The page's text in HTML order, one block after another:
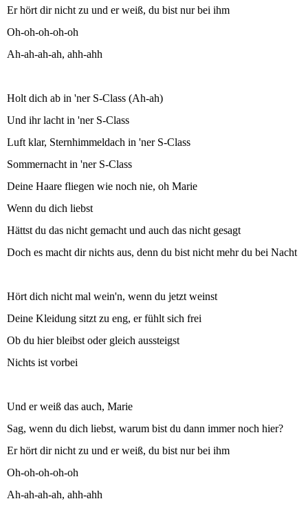
Er hört dir nicht zu und er weiß, du bist nur bei ihm
Oh-oh-oh-oh-oh
Ah-ah-ah-ah, ahh-ahh
Holt dich ab in 'ner S-Class (Ah-ah)
Und ihr lacht in 'ner S-Class
Luft klar, Sternhimmeldach in 'ner S-Class
Sommernacht in 'ner S-Class
Deine Haare fliegen wie noch nie, oh Marie
Wenn du dich liebst
Hättst du das nicht gemacht und auch das nicht gesagt
Doch es macht dir nichts aus, denn du bist nicht mehr du bei Nacht
Hört dich nicht mal wein'n, wenn du jetzt weinst
Deine Kleidung sitzt zu eng, er fühlt sich frei
Ob du hier bleibst oder gleich aussteigst
Nichts ist vorbei
Und er weiß das auch, Marie
Sag, wenn du dich liebst, warum bist du dann immer noch hier?
Er hört dir nicht zu und er weiß, du bist nur bei ihm
Oh-oh-oh-oh-oh
Ah-ah-ah-ah, ahh-ahh